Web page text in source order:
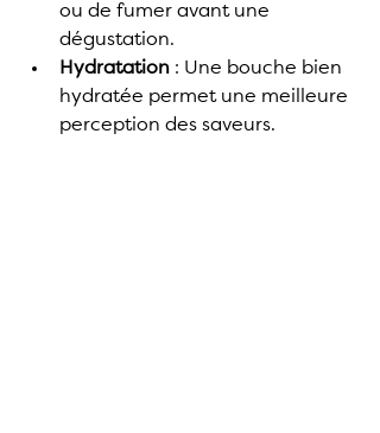
ou de fumer avant une
dégustation.
Hydratation : Une bouche bien
hydratée permet une meilleure
perception des saveurs.